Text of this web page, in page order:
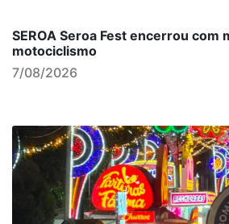
SEROA Seroa Fest encerrou com
motociclismo
7/08/2026